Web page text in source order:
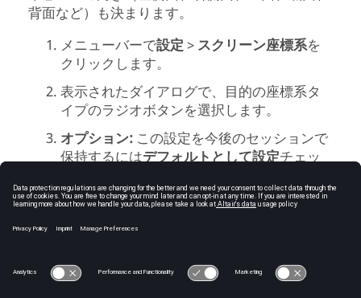
背面など）も決まります。
メニューバーで設定 > スクリーン座標系を
クリックします。
表示されたダイアログで、目的の座標系タ
イプのラジオボタンを選択します。
オプション: この設定を今後のセッションで
保持するにはデフォルトとして設定チェッ
OKをクリックします。
© 2025 Altair Engineering, Inc. All Rights Reserved.